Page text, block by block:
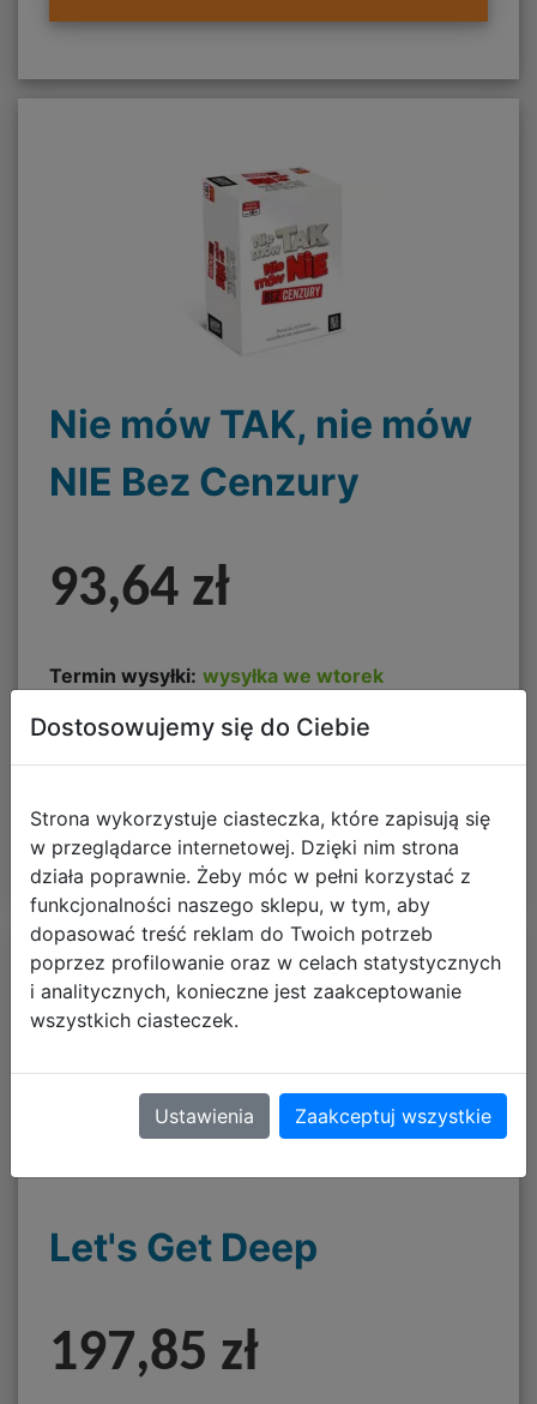
Nie mów TAK, nie mów
NIE Bez Cenzury
93,64 zł
Termin wysyłki: wysyłka we wtorek
Koszt dostawy od:
darmowa dostawa
DO KOSZYKA
Let's Get Deep
197,85 zł
Dostosowujemy się do Ciebie
Strona wykorzystuje ciasteczka, które zapisują się
w przeglądarce internetowej. Dzięki nim strona
działa poprawnie. Żeby móc w pełni korzystać z
funkcjonalności naszego sklepu, w tym, aby
dopasować treść reklam do Twoich potrzeb
poprzez profilowanie oraz w celach statystycznych
i analitycznych, konieczne jest zaakceptowanie
wszystkich ciasteczek.
Ustawienia Zaakceptuj wszystkie